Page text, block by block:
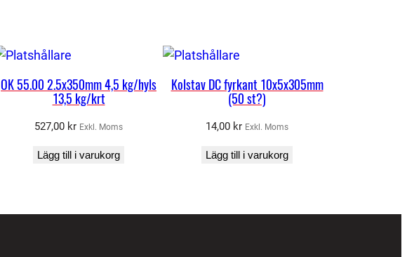
OK 55.00 2.5x350mm 4,5 kg/hyls
13,5 kg/krt
527,00 kr Exkl. Moms
Lägg till i varukorg
Kolstav DC fyrkant 10x5x305mm
(50 st?)
14,00 kr Exkl. Moms
Lägg till i varukorg